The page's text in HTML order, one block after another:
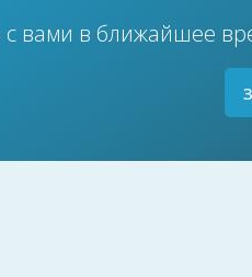
вами в ближайшее